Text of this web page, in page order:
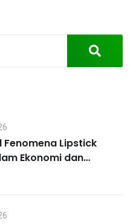
Fenomena Lipstick
Ekonomi dan